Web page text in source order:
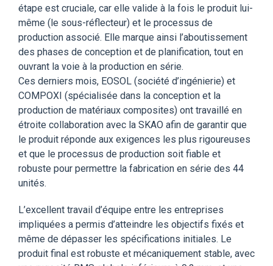
étape est cruciale, car elle valide à la fois le produit lui-
même (le sous-réflecteur) et le processus de
production associé. Elle marque ainsi l’aboutissement
des phases de conception et de planification, tout en
ouvrant la voie à la production en série.
Ces derniers mois, EOSOL (société d’ingénierie) et
COMPOXI (spécialisée dans la conception et la
production de matériaux composites) ont travaillé en
étroite collaboration avec la SKAO afin de garantir que
le produit réponde aux exigences les plus rigoureuses
et que le processus de production soit fiable et
robuste pour permettre la fabrication en série des 44
unités.
L’excellent travail d’équipe entre les entreprises
impliquées a permis d’atteindre les objectifs fixés et
même de dépasser les spécifications initiales. Le
produit final est robuste et mécaniquement stable, avec